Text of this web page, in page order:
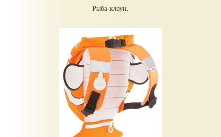
Рыба-клоун.